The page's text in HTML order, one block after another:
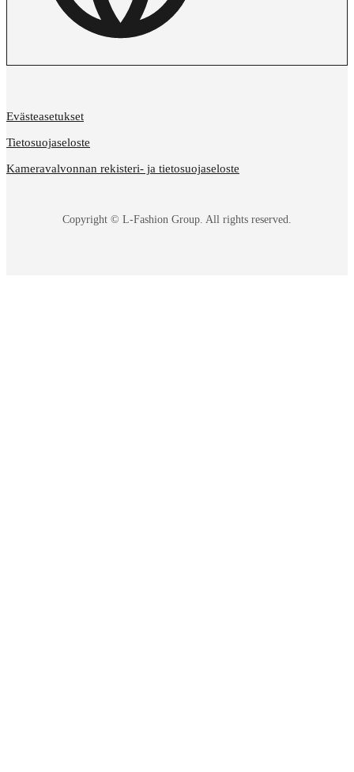
Copyright © L-Fashion Group. All rights reserved.
Evästeasetukset
Tietosuojaseloste
Kameravalvonnan rekisteri- ja tietosuojaseloste